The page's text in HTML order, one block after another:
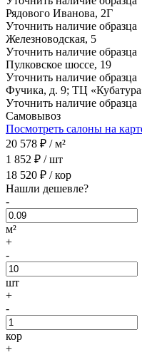
Рядового Иванова, 2Г
Уточнить наличие образца
Железноводская, 5
Уточнить наличие образца
Пулковское шоссе, 19
Уточнить наличие образца
Фучика, д. 9; ТЦ
Уточнить наличие образца
Самовывоз
Посмотреть салоны на
20 578 ₽ /м²
1 852 ₽ /шт
18 520 ₽ /кор
Нашли дешевле?
-
м²
+
-
шт
+
-
кор
+